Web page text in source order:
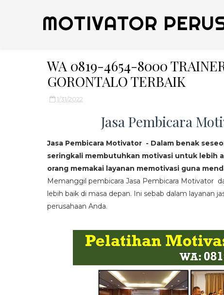
MOTIVATOR
WA 0819-4654-8000
GORONTALO TERBAIK
1/31/2022
Jasa Pembicara
Jasa Pembicara Motivator - Dalam benak
seringkali membutuhkan motivasi untuk lebih
orang memakai layanan memotivasi guna
Memanggil pembicara Jasa Pembicara Motivator
lebih baik di masa depan. Ini sebab dalam layanan
perusahaan Anda.